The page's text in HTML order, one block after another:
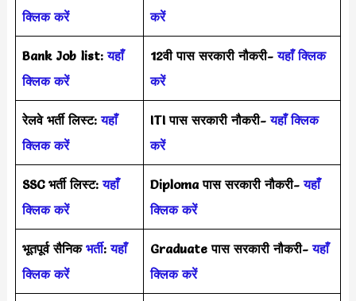
क्लिक करें
करें
Bank Job list: यहाँ
क्लिक करें
12वी पास सरकारी नौकरी- यहाँ क्लिक
करें
रेलवे भर्ती लिस्ट: यहाँ
क्लिक करें
ITI पास सरकारी नौकरी- यहाँ क्लिक
करें
SSC भर्ती लिस्ट: यहाँ
क्लिक करें
Diploma पास सरकारी नौकरी- यहाँ
क्लिक करें
भूतपूर्व सैनिक भर्ती: यहाँ
क्लिक करें
Graduate पास सरकारी नौकरी- यहाँ
क्लिक करें